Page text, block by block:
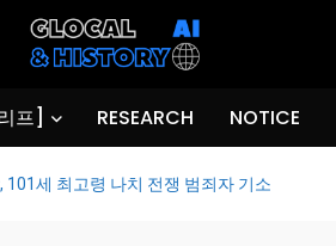
프] RESEARCH NOTICE
101세 최고령 나치 전쟁 범죄자 기소